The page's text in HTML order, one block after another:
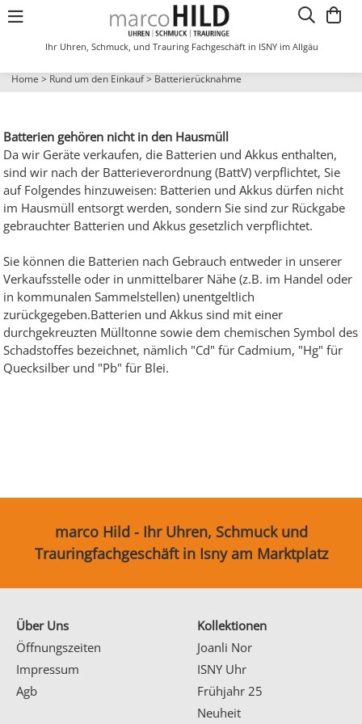
Ihr Uhren, Schmuck, und Trauring Fachgeschäft in ISNY im Allgäu
Anhänger
Anhänger Gravurplate
Sternzeichen
Anhänger Fantasie
Medaillons
Anhänger Herz
Armband
Armschmuck
Identband
Armband
Armreif mit Verschl.
Damenring
Freundschaftsring
Herrenring
Fußkettchen
Halsschmuck
Kette
Collier Gleichlauf
Collier mit Mittelt.
Kette mit Anhänger
Kette aufgereiht
Halsreif
Kinderschmuck
Stecker kurz
Stecker lang
Anhänger Fantasie
Identband
Kette mit Anhänger
Stecker kurz
Stecker lang
Clip
Buton lang
Bouton Kurz
Steckcreole
Damenring
Damenuhren
Metallbanduhr
Kunststoffuhr
Herrenuhren
Metallbanduhr
Automatikuhr
Funkuhr
ISNY Uhr
Metallbanduhr
Kinderuhr
Wanduhren
Wecker
Funkwecker
Damenring
Damenring
Damenuhren
Home > Rund um den Einkauf> Batterierücknahme
Batterien gehören nicht in den Hausmüll
Da wir Geräte verkaufen, die Batterien und Akkus enthalten,
sind wir nach der Batterieverordnung (BattV) verpflichtet, Sie
auf Folgendes hinzuweisen: Batterien und Akkus dürfen nicht
im Hausmüll entsorgt werden, sondern Sie sind zur Rückgabe
gebrauchter Batterien und Akkus gesetzlich verpflichtet.
Sie können die Batterien nach Gebrauch entweder in unserer
Verkaufsstelle oder in unmittelbarer Nähe (z.B. im Handel oder
in kommunalen Sammelstellen) unentgeltlich
zurückgegeben.Batterien und Akkus sind mit einer
durchgekreuzten Mülltonne sowie dem chemischen Symbol des
Schadstoffes bezeichnet, nämlich "Cd" für Cadmium, "Hg" für
Quecksilber und "Pb" für Blei.
marco Hild - Ihr Uhren, Schmuck und
Trauringfachgeschäft in Isny am Marktplatz
Über Uns
Öffnungszeiten
Impressum
Agb
Kollektionen
Joanli Nor
ISNY Uhr
Frühjahr 25
Neuheit